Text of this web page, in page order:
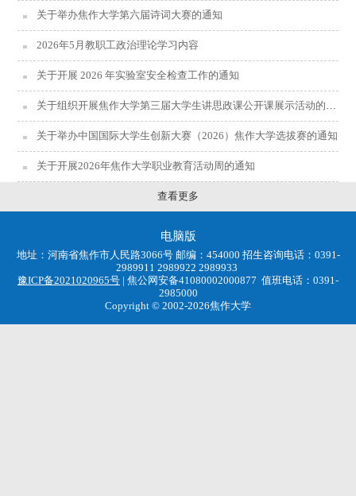
关于举办焦作大学第六届诗词大赛的通知
2026年5月教职工政治理论学习内容
关于开展 2026 年实验室安全检查工作的通知
关于组织开展焦作大学第三届大学生讲思政课公开课展示活动的通知
关于举办中国国际大学生创新大赛（2026）焦作大学选拔赛的通知
关于开展2026年焦作大学职业教育活动周的通知
查看更多
电脑版
地址：河南省焦作市人民路3066号 邮编：454000 招生咨询电话：0391-
2989911 2989922 2989933
豫ICP备2021020965号 | 焦公网安备41080002000877 值班电话：0391-
2985000
Copyright © 2002-2026焦作大学